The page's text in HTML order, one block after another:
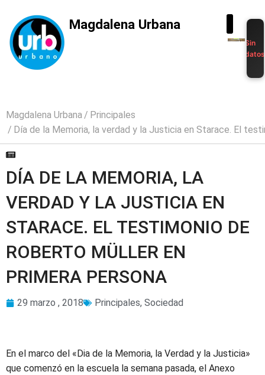
Magdalena Urbana
Sin
datos
Magdalena Urbana
Principales
Día de la Memoria, la verdad y la Justicia en Starace. El
DÍA DE LA MEMORIA, LA
VERDAD Y LA JUSTICIA EN
STARACE. EL TESTIMONIO DE
ROBERTO MÜLLER EN
PRIMERA PERSONA
29 marzo , 2018 Principales, Sociedad
En el marco del «Dia de la Memoria, la Verdad y la Justicia»
que comenzó en la escuela la semana pasada, el Anexo